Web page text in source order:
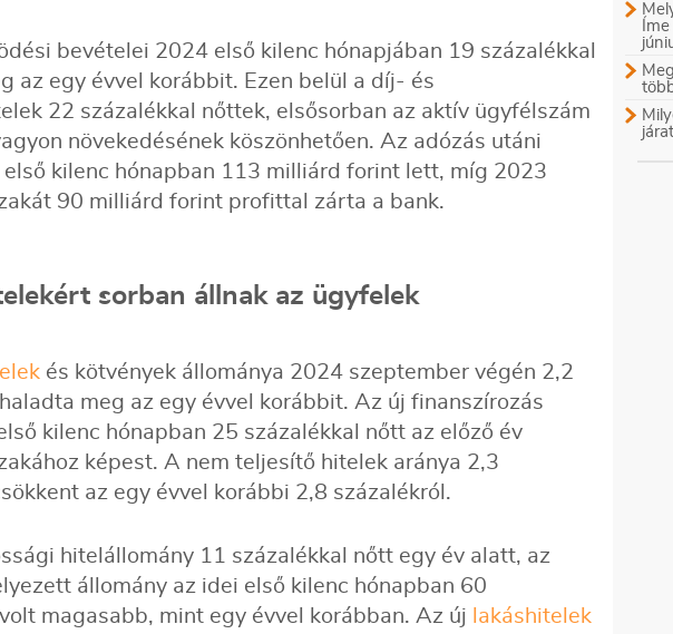
bevételei 2024 első kilenc hónapjában 19 százalékkal
az egy évvel korábbit. Ezen belül a díj- és
22 százalékkal nőttek, elsősorban az aktív ügyfélszám
növekedésének köszönhetően. Az adózás utáni
első kilenc hónapban 113 milliárd forint lett, míg 2023
90 milliárd forint profittal zárta a bank.
sorban állnak az ügyfelek
és kötvények állománya 2024 szeptember végén 2,2
meg az egy évvel korábbit. Az új finanszírozás
kilenc hónapban 25 százalékkal nőtt az előző év
képest. A nem teljesítő hitelek aránya 2,3
az egy évvel korábbi 2,8 százalékról.
hitelállomány 11 százalékkal nőtt egy év alatt, az
állomány az idei első kilenc hónapban 60
magasabb, mint egy évvel korábban. Az új lakáshitelek